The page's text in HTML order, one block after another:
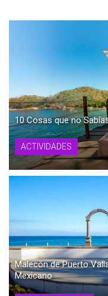
10 Cosas que no
ACTIVIDADES
Malecón de Puerto
Mexicano